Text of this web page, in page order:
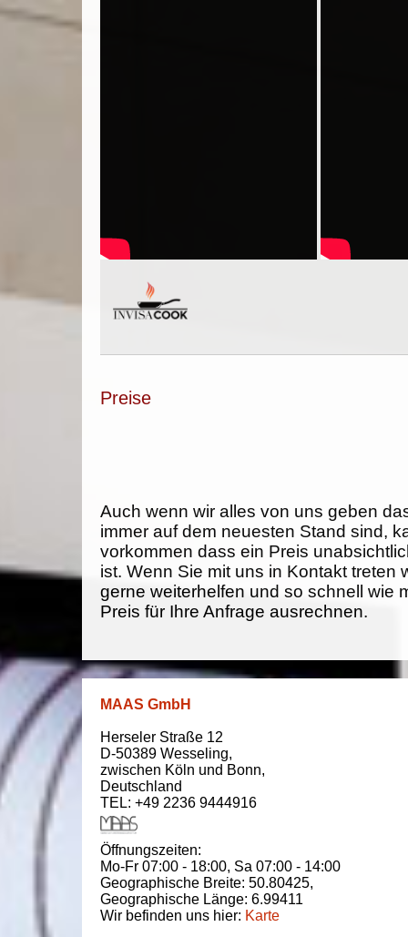
Preise
Auch wenn wir alles von uns geben
immer auf dem neuesten Stand sind,
vorkommen dass ein Preis
ist. Wenn Sie mit uns in Kontakt treten
gerne weiterhelfen und so schnell wie
Preis für Ihre Anfrage ausrechnen.
MAAS GmbH
Herseler Straße 12
D-50389 Wesseling,
zwischen Köln und Bonn,
Deutschland
TEL: +49 2236 9444916
Öffnungszeiten:
Mo-Fr 07:00 - 18:00, Sa 07:00 - 14:00
Geographische Breite: 50.80425,
Geographische Länge: 6.99411
Wir befinden uns hier: Karte